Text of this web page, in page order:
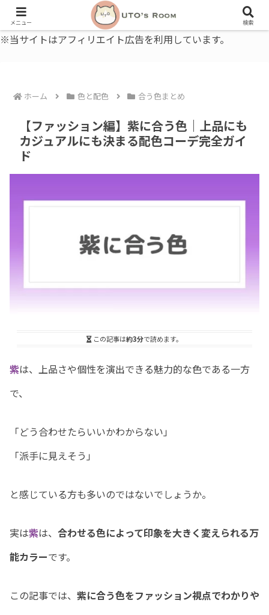
うとの部屋｜毎日に、ちょっと役立つ色と暮らし、健康のこと。
※当サイトはアフィリエイト広告を利用しています。
ホーム 色と配色 合う色まとめ
【ファッション編】紫に合う色｜上品にも
カジュアルにも決まる配色コーデ完全ガイ
ド
この記事は約3分で読めます。
紫は、上品さや個性を演出できる魅力的な色である一方
で、
「どう合わせたらいいかわからない」
「派手に見えそう」
と感じている方も多いのではないでしょうか。
実は紫は、 合わせる色によって印象を大きく変えられる万
能カラーです。
この記事では、 紫に合う色をファッション視点でわかりや
メニュー 検索